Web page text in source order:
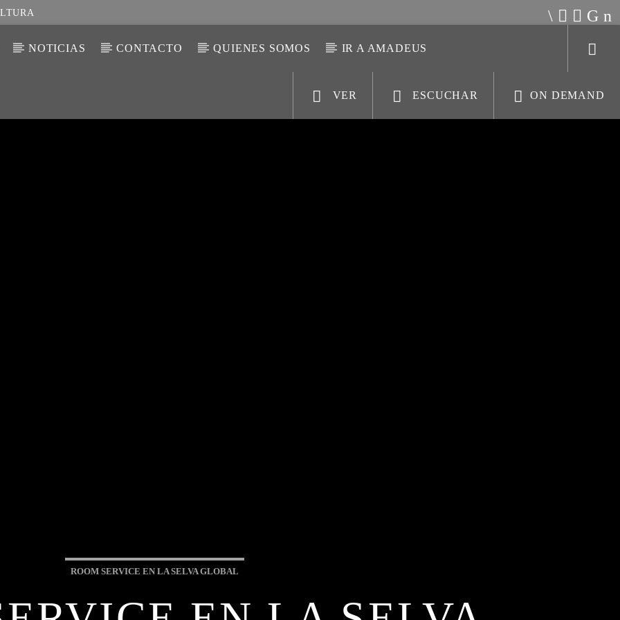
NOTICIAS CONTACTO QUIENES SOMOS IR A AMADEUS
ON DEMAND
ESCUCHAR
VER
ROOM SERVICE EN LA SELVA GLOBAL